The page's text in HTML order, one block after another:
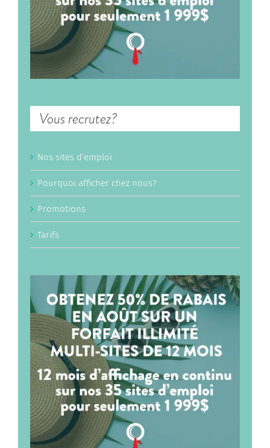
Vous recrutez?
Nos sites d’emploi
Pourquoi afficher chez nous?
Promotions
Tarifs